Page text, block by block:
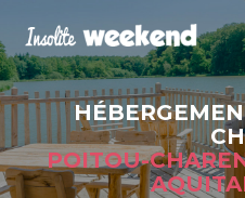
POITOU-